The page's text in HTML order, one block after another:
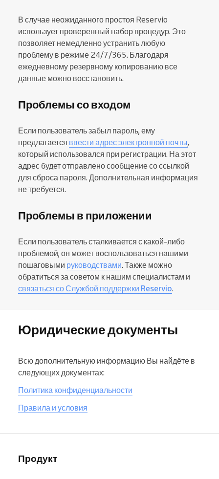
В случае неожиданного простоя Reservio
использует проверенный набор процедур. Это
позволяет немедленно устранить любую
проблему в режиме 24/7/365. Благодаря
ежедневному резервному копированию все
данные можно восстановить.
Проблемы со входом
Если пользователь забыл пароль, ему
предлагается ввести адрес электронной почты,
который использовался при регистрации. На этот
адрес будет отправлено сообщение со ссылкой
для сброса пароля. Дополнительная информация
не требуется.
Проблемы в приложении
Если пользователь сталкивается с какой-либо
проблемой, он может воспользоваться нашими
пошаговыми руководствами. Также можно
обратиться за советом к нашим специалистам и
связаться со Службой поддержки Reservio.
Юридические документы
Всю дополнительную информацию Вы найдёте в
следующих документах:
Политика конфиденциальности
Правила и условия
Продукт